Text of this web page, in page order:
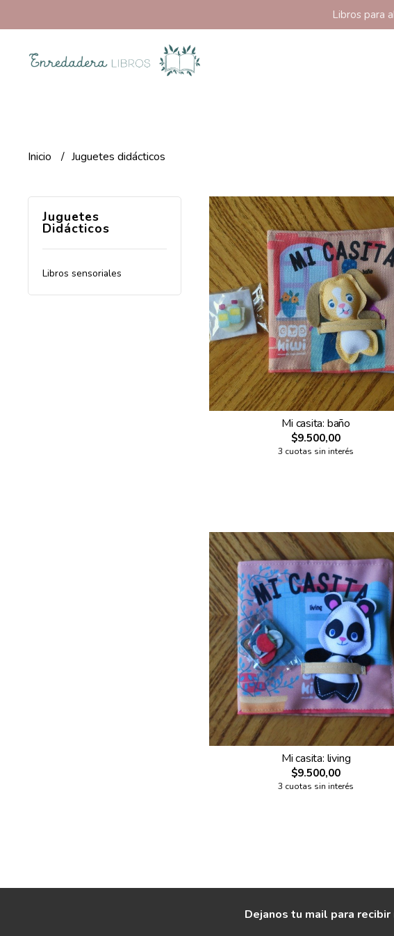
Libros para
Inicio Juguetes didácticos
Juguetes
Didácticos
Libros sensoriales
Mi casita: baño
$9.500,00
3 cuotas sin interés
Mi casita: living
$9.500,00
3 cuotas sin interés
Dejanos tu mail para